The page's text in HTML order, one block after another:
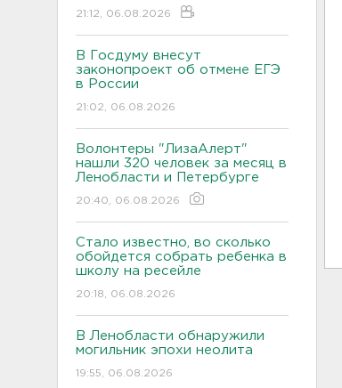
21:12, 06.08.2026
В Госдуму внесут
законопроект об отмене ЕГЭ
в России
21:02, 06.08.2026
Волонтеры "ЛизаАлерт"
нашли 320 человек за месяц в
Ленобласти и Петербурге
20:40, 06.08.2026
Стало известно, во сколько
обойдется собрать ребенка в
школу на ресейле
20:18, 06.08.2026
В Ленобласти обнаружили
могильник эпохи неолита
19:55, 06.08.2026